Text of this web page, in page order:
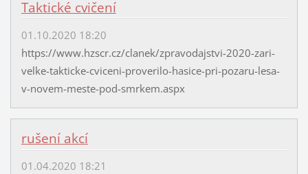
Taktické cvičení
01.10.2020 18:20
https://www.hzscr.cz/clanek/zpravodajstvi-2020-zari-
velke-takticke-cviceni-proverilo-hasice-pri-pozaru-lesa-
v-novem-meste-pod-smrkem.aspx
rušení akcí
01.04.2020 18:21